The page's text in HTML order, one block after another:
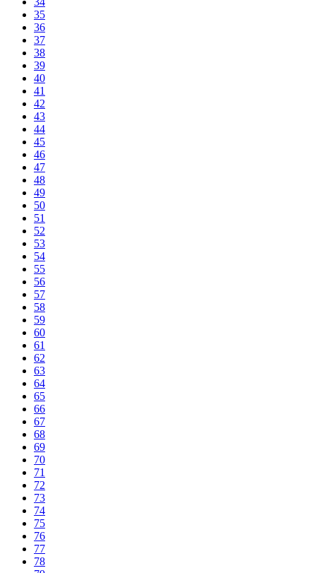
35
36
37
38
39
40
41
42
43
44
45
46
47
48
49
50
51
52
53
54
55
56
57
58
59
60
61
62
63
64
65
66
67
68
69
70
71
72
73
74
75
76
77
78